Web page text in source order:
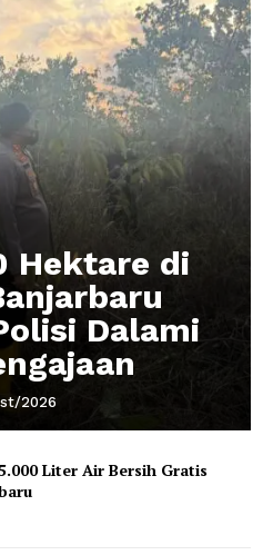
Hektare di
Dalami
2026
Liter Air Bersih Gratis